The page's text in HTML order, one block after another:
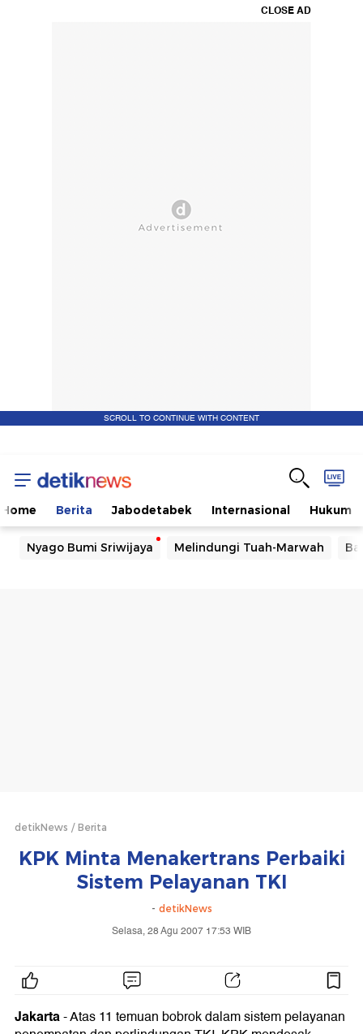
CLOSE AD
SCROLL TO CONTINUE WITH CONTENT
Home Berita Jabodetabek Internasional Hukum
Nyago Bumi Sriwijaya Melindungi Tuah-Marwah
detikNews Berita
KPK Minta Menakertrans Perbaiki
Sistem Pelayanan TKI
- detikNews
Selasa, 28 Agu 2007 17:53 WIB
Jakarta-Atas 11 temuan bobrok dalam sistem pelayanan